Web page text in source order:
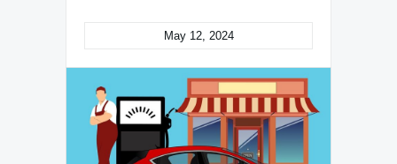
May 12, 2024